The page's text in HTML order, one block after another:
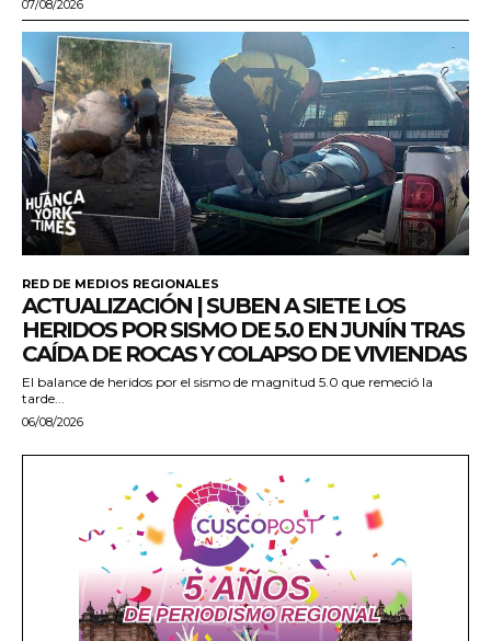
07/08/2026
RED DE MEDIOS REGIONALES
ACTUALIZACIÓN | SUBEN A SIETE LOS
HERIDOS POR SISMO DE 5.0 EN JUNÍN TRAS
CAÍDA DE ROCAS Y COLAPSO DE VIVIENDAS
El balance de heridos por el sismo de magnitud 5.0 que remeció la
tarde...
06/08/2026